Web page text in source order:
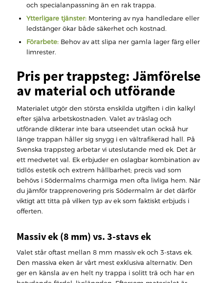
och specialanpassning än en rak trappa.
Ytterligare tjänster:Montering av nya handledare eller
ledstänger ökar både säkerhet och kostnad.
Förarbete:Behov av att slipa ner gamla lager färg eller
limrester.
Pris per trappsteg: Jämförelse
av material och utförande
Materialet utgör den största enskilda utgiften i din kalkyl
efter själva arbetskostnaden. Valet av träslag och
utförande dikterar inte bara utseendet utan också hur
länge trappan håller sig snygg i en vältrafikerad hall. På
Svenska trappsteg arbetar vi uteslutande med ek. Det är
ett medvetet val. Ek erbjuder en oslagbar kombination av
tidlös estetik och extrem hållbarhet; precis vad som
behövs i Södermalms charmiga men ofta livliga hem. När
du jämför trapprenovering pris Södermalm är det därför
viktigt att titta på vilken typ av ek som faktiskt erbjuds i
offerten.
Massiv ek (8 mm) vs. 3-stavs ek
Valet står oftast mellan 8 mm massiv ek och 3-stavs ek.
Den massiva eken är vårt mest exklusiva alternativ. Den
ger en känsla av en helt ny trappa i solitt trä och har en